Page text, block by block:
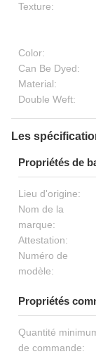
Texture:
Color:
Can Be Dyed:
Material:
Double Weft:
Les
Propriétés de
Lieu d'origine:
Nom de la
marque:
Attestation:
Numéro de
modèle:
Propriétés
Quantité
de commande: